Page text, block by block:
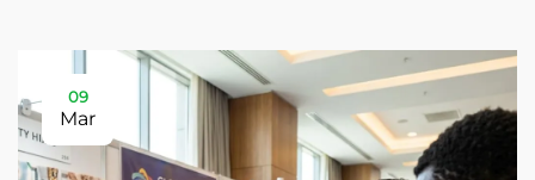
09
Mar